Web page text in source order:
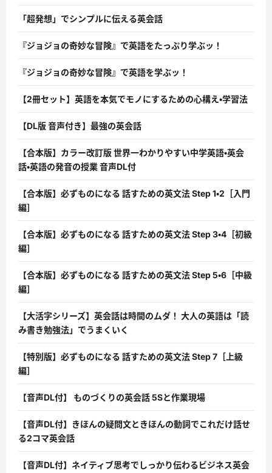
「超発想」でシンプルに伝える英会話
『ジョジョの奇妙な冒険』で英語をたっぷり学ぶッ！
『ジョジョの奇妙な冒険』で英語を学ぶッ！
【2冊セット】英語を本気でモノにするための心構え・学習法
【DL版 音声付き】最強の英会話
【合本版】カラー改訂版 世界一わかりやすい中学英語・英会
話・英語の発音の授業 音声DL付
【合本版】必ずものになる 話すための英文法 Step 1・2［入門
編］
【合本版】必ずものになる 話すための英文法 Step 3・4［初級
編］
【合本版】必ずものになる 話すための英文法 Step 5・6［中級
編］
【大活字シリーズ】英会話は時間のムダ！ 大人の英語は「読
み書き勉強法」でうまくいく
【特別版】必ずものになる 話すための英文法 Step 7［上級
編］
【音声DL付】 ものづくりの英会話 5Sと作業現場
【音声DL付】きほんの疑問文ときほんの動詞でこれだけ話せ
る2コマ英会話
【音声DL付】ネイティブ思考でしっかり伝わるビジネス英会